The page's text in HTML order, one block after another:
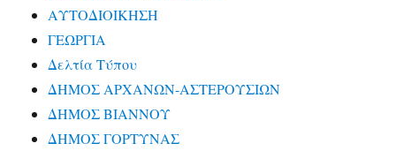
ΑΥΤΟΔΙΟΙΚΗΣΗ
ΓΕΩΡΓΙΑ
Δελτία Τύπου
ΔΗΜΟΣ ΑΡΧΑΝΩΝ-ΑΣΤΕΡΟΥΣΙΩΝ
ΔΗΜΟΣ ΒΙΑΝΝΟΥ
ΔΗΜΟΣ ΓΟΡΤΥΝΑΣ